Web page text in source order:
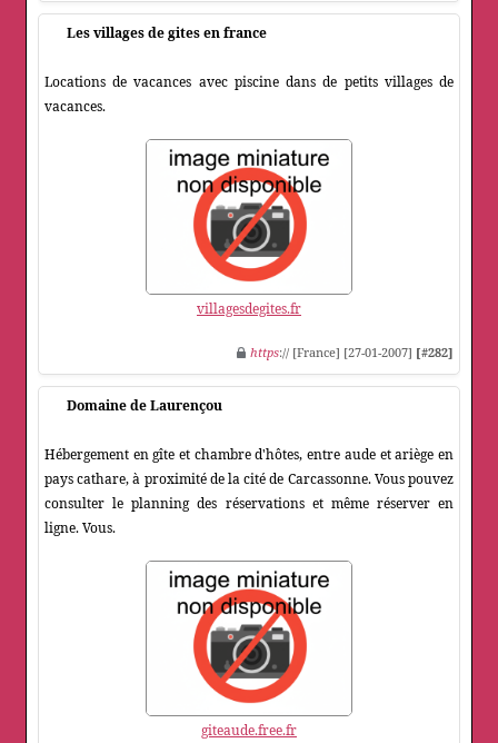
Les villages de gites en france
Locations de vacances avec piscine dans de petits villages de
vacances.
villagesdegites.fr
https:// [France] [27-01-2007] [#282]
Domaine de Laurençou
Hébergement en gîte et chambre d'hôtes, entre aude et ariège en
pays cathare, à proximité de la cité de Carcassonne. Vous pouvez
consulter le planning des réservations et même réserver en
ligne. Vous.
giteaude.free.fr